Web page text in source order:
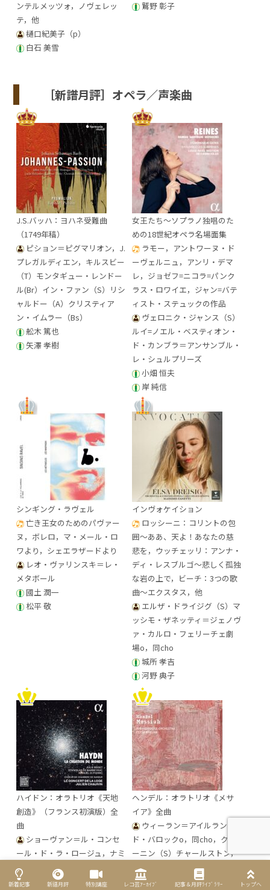
ンテルメッツォ，ノヴェレッ
テ，他
樋口紀美子（p）
白石 美雪
鷲野 彰子
［新譜月評］オペラ／声楽曲
J.S.バッハ：ヨハネ受難曲
（1749年稿）
ピション＝ピグマリオン，J.
プレガルディエン，キルスビー
（T）モンタギュー・レンドー
ル(Br）イン・ファン（S）リシ
ャルドー（A）クリスティア
ン・イムラー（Bs）
舩木 篤也
矢澤 孝樹
女王たち～ソプラノ独唱のた
めの18世紀オペラ名場面集
ラモー，アントワーヌ・ド
ーヴェルニュ，アンリ・デマ
レ，ジョゼフ=ニコラ=パンク
ラス・ロワイエ，ジャン=バテ
ィスト・ステュックの作品
ヴェロニク・ジャンス（S）
ルイ=ノエル・ベスティオン・
ド・カンブラ＝アンサンブル・
レ・シュルプリーズ
小畑 恒夫
岸 純信
シンギング・ラヴェル
亡き王女のためのパヴァー
ヌ，ボレロ，マ・メール・ロ
ワより，シェエラザードより
レオ・ヴァリンスキ＝レ・
メタボール
國土 潤一
松平 敬
インヴォケイション
ロッシーニ：コリントの包
囲～ああ、天よ！あなたの慈
悲を，ウッチェッリ：アンナ・
ディ・レスブルゴ～悲しく孤独
な岩の上で，ビーチ：3つの歌
曲～エクスタス，他
エルザ・ドライジグ（S）マ
ッシモ・ザネッティ＝ジェノヴ
ァ・カルロ・フェリーチェ劇
場o，同cho
城所 孝吉
河野 典子
ハイドン：オラトリオ《天地
創造》（フランス初演版）全
曲
ショーヴァン＝ル・コンセ
ール・ド・ラ・ロージュ，ナミ
ュール室内cho，ロゼ（S）
ド・バルベラク（T）ディ・ピ
ヘンデル：オラトリオ《メサ
イア》全曲
ウィーラン＝アイルラン
ド・バロックo，同cho，クロ
ーニン（S）チャールストン，
チャンス，マーシエカ（A）カ
ッティング（T）ロング，グリ
新着記事 新譜月評 特別講座 レコ芸ｱｰｶｲﾌﾞ 記事＆月評ﾗｲﾌﾞﾗﾘｰ トップへ